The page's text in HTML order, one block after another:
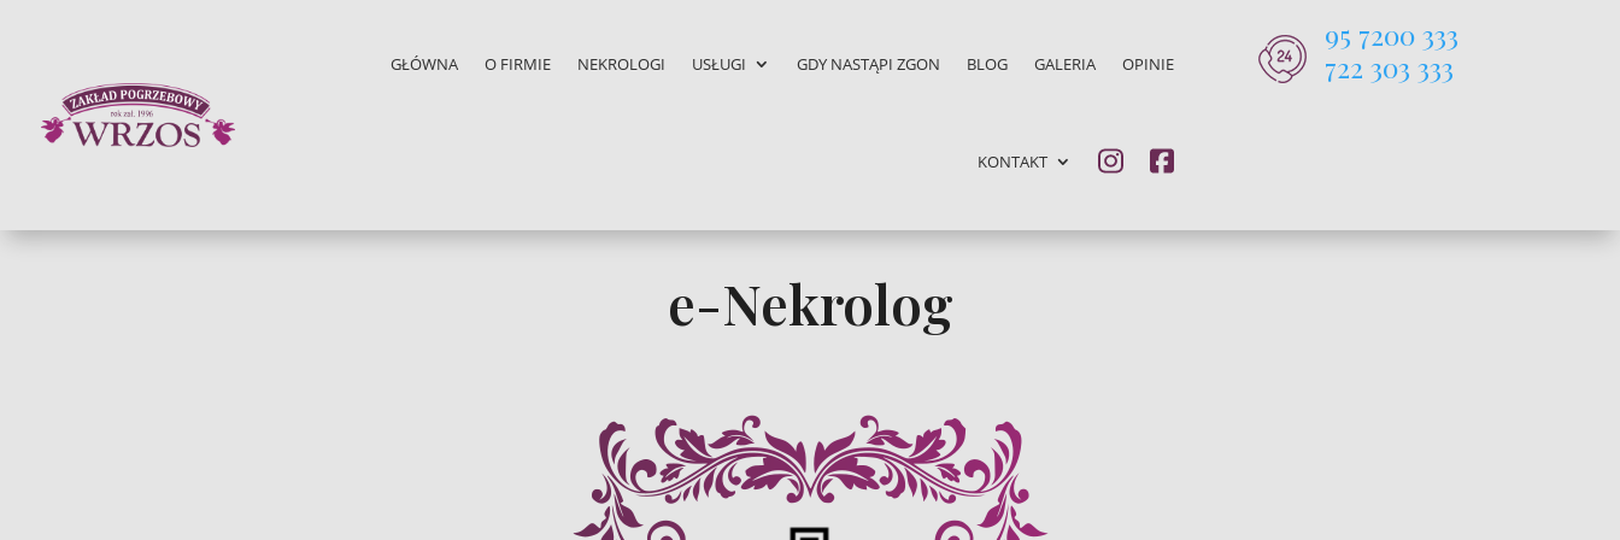
GŁÓWNA O FIRMIE NEKROLOGI USŁUGI GDY NASTĄPI ZGON BLOG GALERIA OPINIE
KONTAKT
95 7200 333
722 303 333
e-Nekrolog